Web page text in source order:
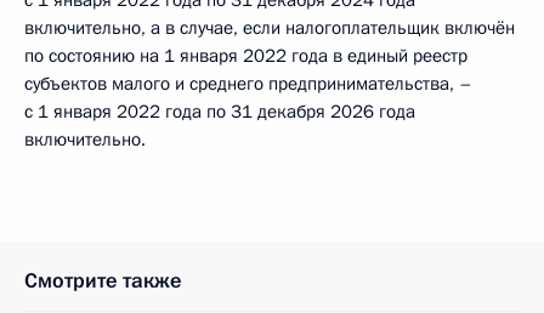
включительно, а в случае, если налогоплательщик включён
по состоянию на 1 января 2022 года в единый реестр
субъектов малого и среднего предпринимательства, –
с 1 января 2022 года по 31 декабря 2026 года
включительно.
Смотрите также